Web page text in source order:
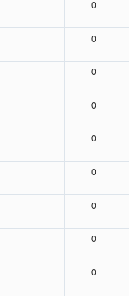
0
0
0
0
0
0
0
0
0